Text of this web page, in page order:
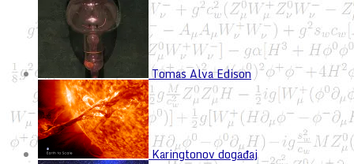
Tomas Alva Edison
Karingtonov događaj